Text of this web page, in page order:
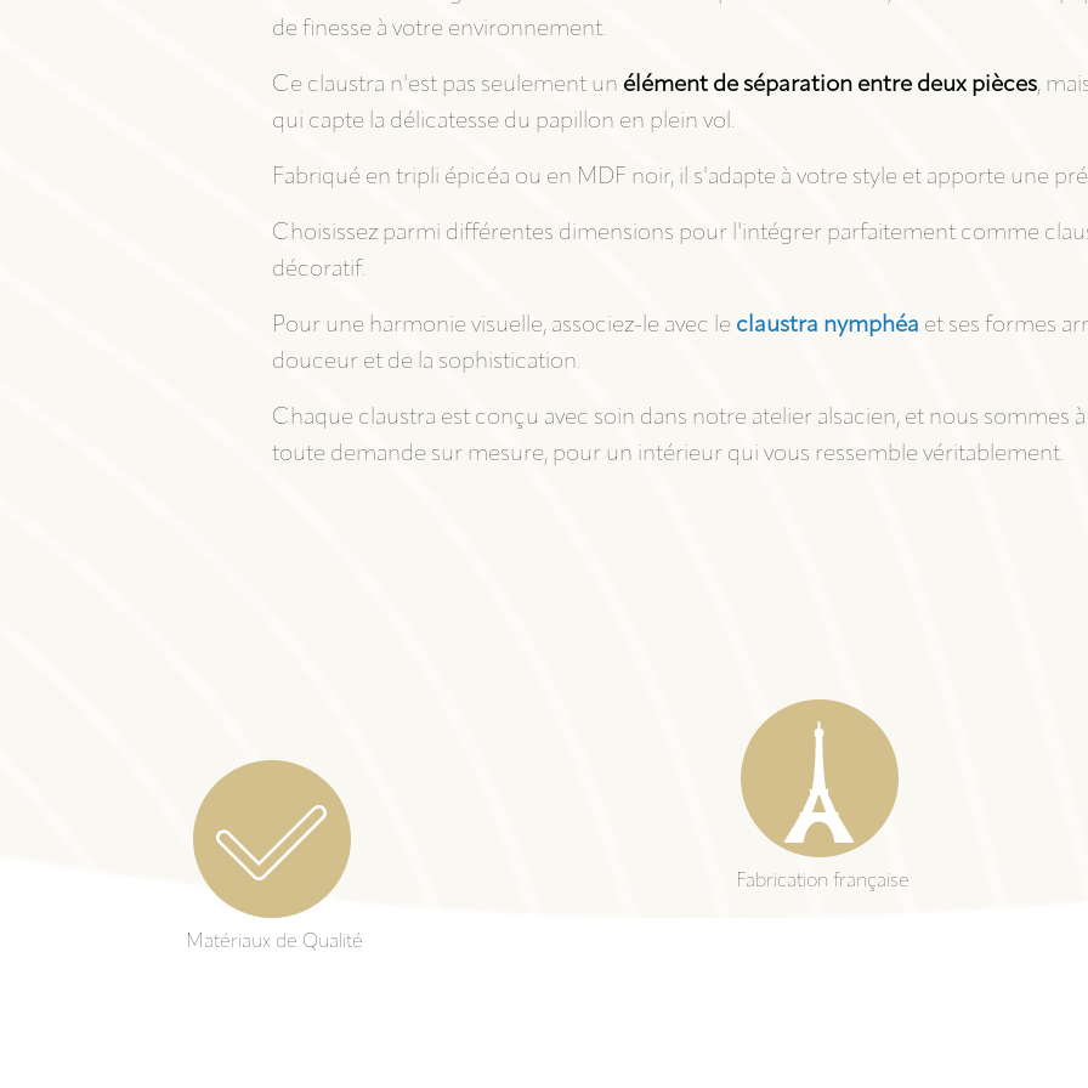
de finesse à votre environnement.
Ce claustra n'est pas seulement un élément de séparation entre deux pièces,
qui capte la délicatesse du papillon en plein vol.
Fabriqué en tripli épicéa ou en MDF noir, il s'adapte à votre style et apporte une
Choisissez parmi différentes dimensions pour l'intégrer parfaitement comme
décoratif.
Pour une harmonie visuelle, associez-le avec le claustra nymphéa et ses formes
douceur et de la sophistication.
Chaque claustra est conçu avec soin dans notre atelier alsacien, et nous sommes
toute demande sur mesure, pour un intérieur qui vous ressemble véritablement.
Matériaux de Qualité
Fabrication française